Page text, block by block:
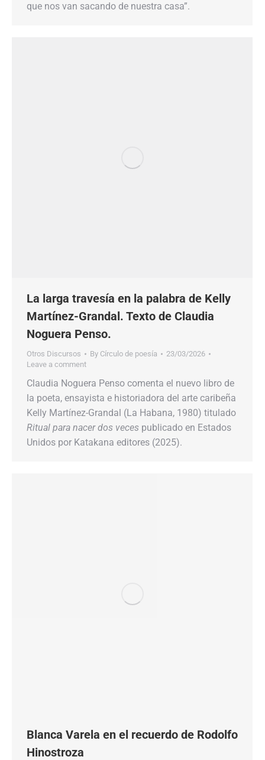
que nos van sacando de nuestra casa”.
La larga travesía en la palabra de Kelly
Martínez-Grandal. Texto de Claudia
Noguera Penso.
Otros Discursos By Círculo de poesía
23/03/2026
Leave a comment
Claudia Noguera Penso comenta el nuevo libro de
la poeta, ensayista e historiadora del arte caribeña
Kelly Martínez-Grandal (La Habana, 1980) titulado
Ritual para nacer dos veces publicado en Estados
Unidos por Katakana editores (2025).
Blanca Varela en el recuerdo de Rodolfo
Hinostroza